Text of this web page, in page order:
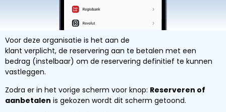
Voor deze organisatie is het aan de
klant verplicht, de reservering aan te betalen met een
bedrag (instelbaar) om de reservering definitief te kunnen
vastleggen.
Zodra er in het vorige scherm voor knop: Reserveren of
aanbetalen is gekozen wordt dit scherm getoond.